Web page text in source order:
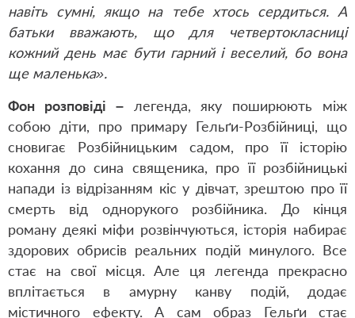
навіть сумні, якщо на тебе хтось сердиться. А
батьки вважають, що для четвертокласниці
кожний день має бути гарний і веселий, бо вона
ще маленька».
Фон розповіді –легенда, яку поширюють між
собою діти, про примару Гельґи-Розбійниці, що
сновигає Розбійницьким садом, про її історію
кохання до сина священика, про її розбійницькі
напади із відрізанням кіс у дівчат, зрештою про її
смерть від однорукого розбійника. До кінця
роману деякі міфи розвінчуються, історія набирає
здорових обрисів реальних подій минулого. Все
стає на свої місця. Але ця легенда прекрасно
вплітається в амурну канву подій, додає
містичного ефекту. А сам образ Гельґи стає